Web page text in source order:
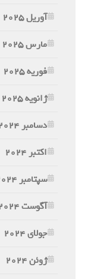
آوریل 2025
مارس 2025
فوریه 2025
ژانویه 2025
دسامبر 2024
اکتبر 2024
سپتامبر 2024
آگوست 2024
جولای 2024
ژوئن 2024